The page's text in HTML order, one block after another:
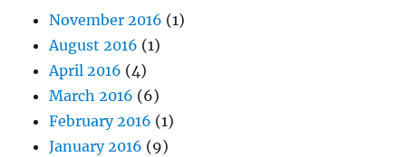
November 2016 (1)
August 2016 (1)
April 2016 (4)
March 2016 (6)
February 2016 (1)
January 2016 (9)